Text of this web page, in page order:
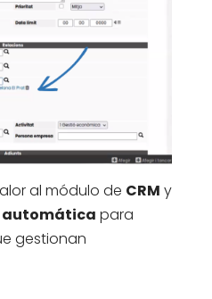
al módulo de CRM y
automática para
gestionan